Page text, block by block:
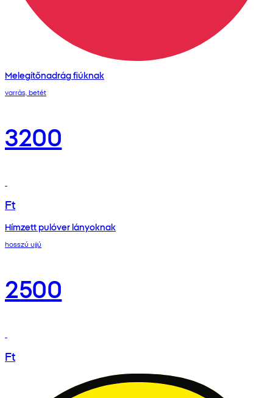
Melegítőnadrág fiúknak
varrás, betét
3200
Ft
Hímzett pulóver lányoknak
hosszú ujjú
2500
Ft